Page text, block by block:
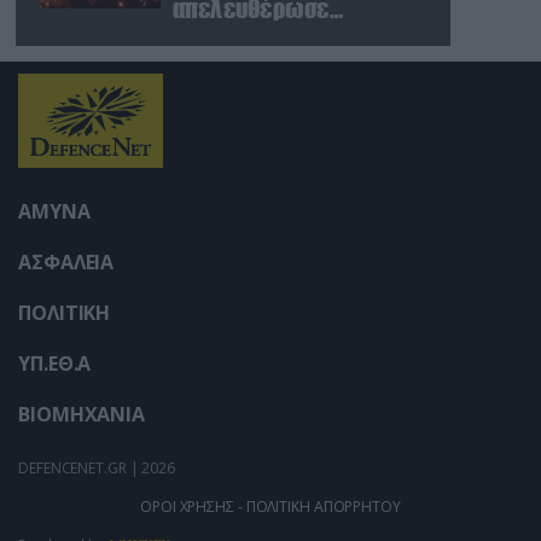
απελευθέρωσε
ατομικές βόμβες της
ΑΜΥΝΑ
ΑΣΦΑΛΕΙΑ
ΠΟΛΙΤΙΚΗ
ΥΠ.ΕΘ.Α
ΒΙΟΜΗΧΑΝΙΑ
DEFENCENET.GR | 2026
ΟΡΟΙ ΧΡΗΣΗΣ - ΠΟΛΙΤΙΚΗ ΑΠΟΡΡΗΤΟΥ